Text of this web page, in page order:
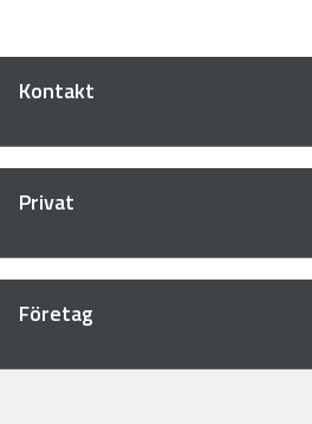
Kontakt
Privat
Företag